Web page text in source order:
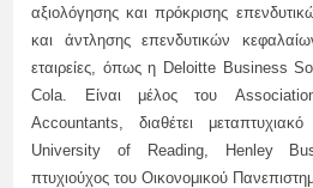
αξιολόγησης και πρόκρισης
και άντλησης επενδυτικών
εταιρείες, όπως η Deloitte Business
Cola. Είναι μέλος του
Accountants, διαθέτει
University of Reading, Henley
πτυχιούχος του Οικονομικού